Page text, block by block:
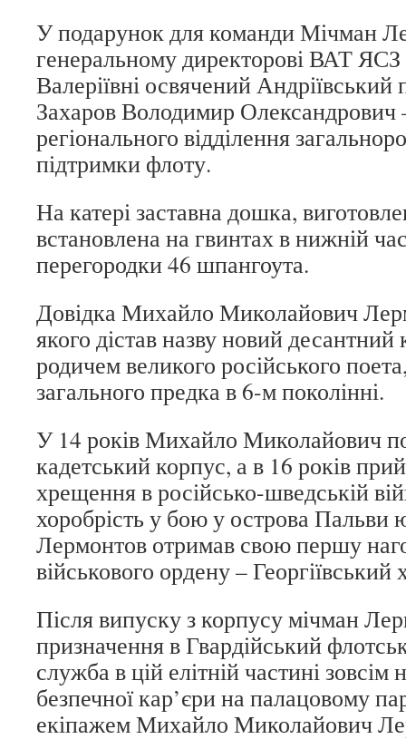
У подарунок для команди Мічман
генеральному директорові ВАТ ЯСЗ
Валеріївні освячений
Захаров Володимир Олександрович
регіонального відділення
підтримки флоту.
На катері заставна дошка,
встановлена на гвинтах в нижній
перегородки 46 шпангоута.
Довідка Михайло Миколайович
якого дістав назву новий десантний
родичем великого російського
загального предка в 6-м поколінні.
У 14 років Михайло Миколайович
кадетський корпус, а в 16 років
хрещення в російсько-шведській
хоробрість у бою у острова Пальви
Лермонтов отримав свою першу
військового ордену – Георгіївський
Після випуску з корпусу мічман
призначення в Гвардійський
служба в цій елітній частині зовсім
безпечної кар’єри на палацовому
екіпажем Михайло Миколайович